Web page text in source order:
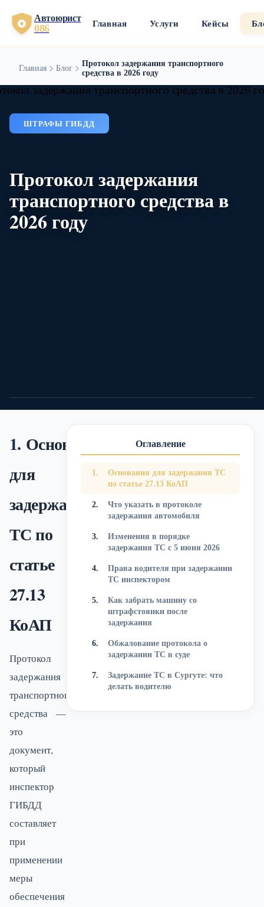
Автоюрист
086 Главная Услуги Кейсы
Главная Блог
Протокол задержания транспортного
средства в 2026 году
ШТРАФЫ ГИБДД
Протокол задержания
транспортного средства в
2026 году
Автоюрист 12 мин. 24 0 0
Основания
для
задержания
ТС по
статье
27.13
КоАП
Протокол
задержания
транспортного
средства —
это
документ,
который
инспектор
ГИБДД
составляет
при
применении
меры
обеспечения
Оглавление
Основания для задержания ТС
по статье 27.13 КоАП
Что указать в протоколе
задержания автомобиля
Изменения в порядке
задержания ТС с 5 июня 2026
Права водителя при задержании
ТС инспектором
Как забрать машину со
штрафстоянки после
задержания
Обжалование протокола о
задержании ТС в суде
Задержание ТС в Сургуте: что
делать водителю